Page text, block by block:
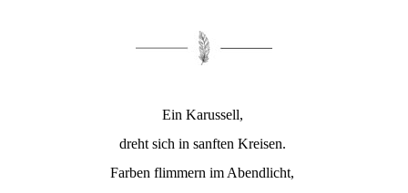
Ein Karussell,
dreht sich in sanften Kreisen.
Farben flimmern im Abendlicht,